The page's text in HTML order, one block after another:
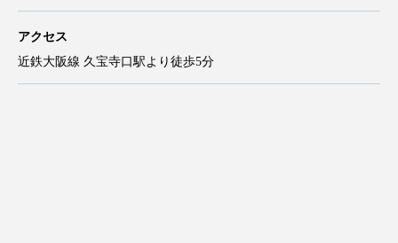
アクセス
近鉄大阪線 久宝寺口駅より徒歩5分